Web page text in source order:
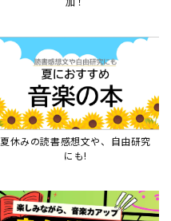
夏休みの読書感想文や、自由研究
にも!